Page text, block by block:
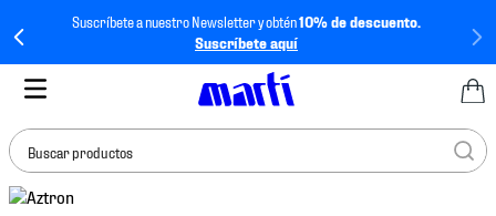
Suscríbete a nuestro Newsletter y obtén10% de descuento.
Suscríbete aquí
Buscar productos